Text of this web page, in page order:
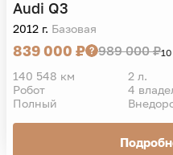
Audi Q3
2012 г. Базовая
839 000 ₽ 989 000 ₽
140 548 км 2 л.
Робот
4
Полный